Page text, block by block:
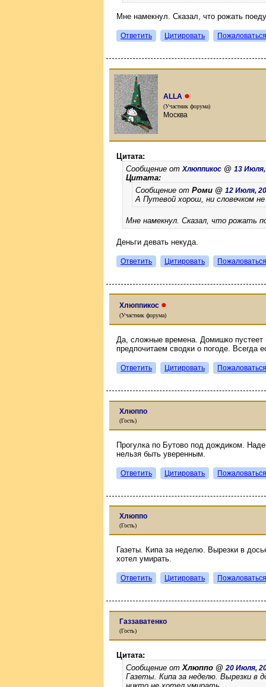
Мне намекнул. Сказал, что рожать
Ответить Цитировать Пожаловаться
ALLA ●
(Участник форума)
Москва
Цитата:
Сообщение от Хлюппикос @ 13 Июля,
Цитата:
Сообщение от Роми @ 12 Июля,
А Путевой хорош, ни словечком не
Мне намекнул. Сказал, что рожать
Деньги девать некуда.
Ответить Цитировать Пожаловаться
Хлюппикос ●
(Участник форума)
Да, сложные времена. Домишко пустеет
предпочитаем сводки о погоде. Всегда
Ответить Цитировать Пожаловаться
Хлюппо
(Гость)
Прогулка по Бутово под дождиком.
нельзя быть уверенным.
Ответить Цитировать Пожаловаться
Хлюппо
(Гость)
Газеты. Кипа за неделю. Вырезки в
хотел умирать.
Ответить Цитировать Пожаловаться
Газзаватенко
(Гость)
Цитата:
Сообщение от Хлюппо @ 20 Июля,
Газеты. Кипа за неделю. Вырезки в
никто не хотел умирать.